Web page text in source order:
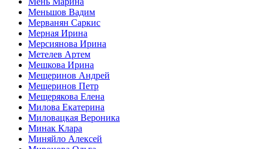
Меньшов Вадим
Мерванян Саркис
Мерная Ирина
Мерсиянова Ирина
Метелев Артем
Мешкова Ирина
Мещеринов Андрей
Мещеринов Петр
Мещерякова Елена
Милова Екатерина
Миловацкая Вероника
Минак Клара
Миняйло Алексей